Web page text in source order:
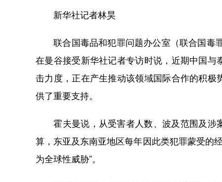
新华社记者林昊
联合国毒品和犯罪问题办公室（联合国毒罪
在曼谷接受新华社记者专访时说，近期中国
击力度，正在产生推动该领域国际合作的积
供了重要支持。
霍夫曼说，从受害者人数、波及范围及涉
算，东亚及东南亚地区每年因此类犯罪蒙受的
为全球性威胁”。